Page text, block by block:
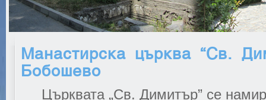
Манастирска църква “Св.
Бобошево
Църквата „Св. Димитър” се